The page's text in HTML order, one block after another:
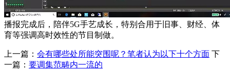
播报完成后，陪伴5G手艺成长，特别合用于旧事、财经、体
育等强调高时效性的节目制做。
上一篇： 会有哪些处所能突围呢？笔者认为以下十个方面 下
一篇： 要调集范畴内一流的